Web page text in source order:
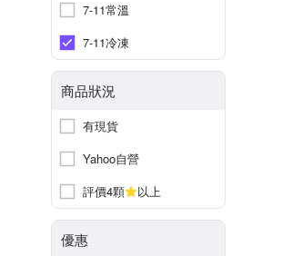
7-11常溫
7-11冷凍
商品狀況
有現貨
Yahoo自營
評價4顆
以上
優惠